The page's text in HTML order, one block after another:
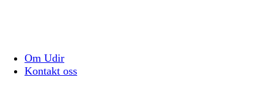
Om Udir
Kontakt oss